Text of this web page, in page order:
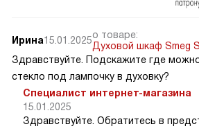
Ирина15.01.2025о товаре:
Духовой шкаф Smeg
Здравствуйте. Подскажите где
стекло под лампочку в духовку?
Специалист интернет-магазина
15.01.2025
Здравствуйте. Обратитесь в